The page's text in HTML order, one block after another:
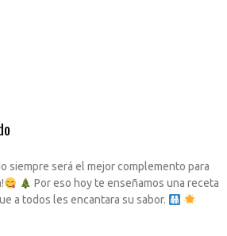
siempre será el mejor complemento para
Por eso hoy te enseñamos una receta
a todos les encantara su sabor.